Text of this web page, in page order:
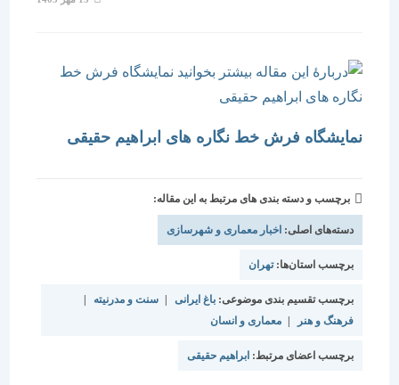
نمایشگاه فرش خط نگاره های ابراهیم حقیقی
برچسب و دسته بندی های مرتبط به این مقاله:
دسته‌های اصلی:اخبار معماری و شهرسازی
برچسب استان‌ها:تهران
برچسب تقسیم بندی موضوعی:باغ ایرانی سنت و مدرنیته |
فرهنگ و هنر | معماری و انسان
برچسب اعضای مرتبط: ابراهیم حقیقی